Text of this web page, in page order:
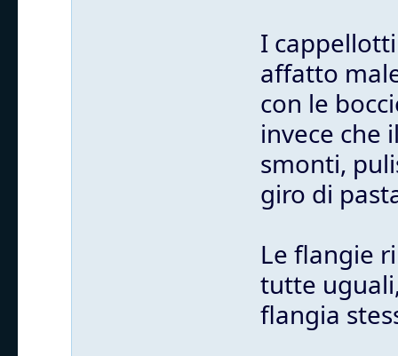
I
affatto
con le
invece che
smonti,
giro di
Le flangie
tutte
flangia